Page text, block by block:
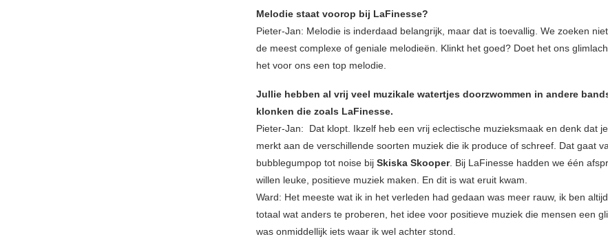
Melodie staat voorop bij LaFinesse?
Pieter-Jan: Melodie is inderdaad belangrijk, maar dat is toevallig. We zoeken
de meest complexe of geniale melodieën. Klinkt het goed? Doet het ons
het voor ons een top melodie.
Jullie hebben al vrij veel muzikale watertjes doorzwommen in andere
klonken die zoals LaFinesse.
Pieter-Jan: Dat klopt. Ikzelf heb een vrij eclectische muzieksmaak en denk dat
merkt aan de verschillende soorten muziek die ik produce of schreef. Dat gaat
bubblegumpop tot noise bij Skiska Skooper. Bij LaFinesse hadden we één
willen leuke, positieve muziek maken. En dit is wat eruit kwam.
Ward: Het meeste wat ik in het verleden had gedaan was meer rauw, ik ben
totaal wat anders te proberen, het idee voor positieve muziek die mensen een
was onmiddellijk iets waar ik wel achter stond.